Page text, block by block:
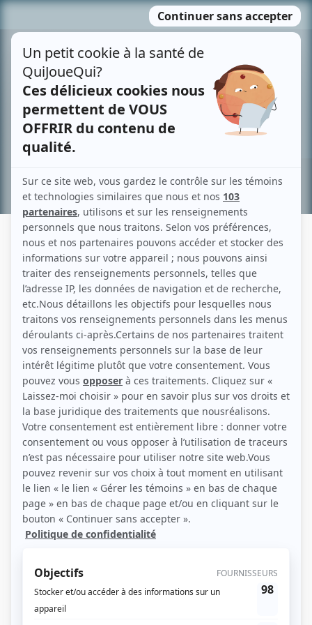
MENU
contenu
Recherche avancée »
NATASHA THOMPSON
Liens
Fiche de Natasha Thompson sur Showbizz.net
Personnages
Corbeaux(Maude Demers
Toute la vie(Femme maigre2021)
5e rang(Guylaine-Monika 2020)
Penthouse 5-0 (Infirmière)
Policière
Trauma( Dr Véronique Darche)
Yamaska( Gertrude)
La galère (Fille du parc2011)
Minuit, le soir(Myriam)
Il était une fois dans le trouble(Karo
4 et demi...(Claude Labelle